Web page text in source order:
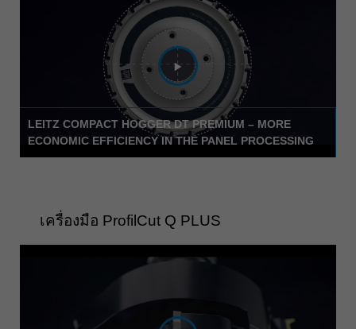
Việt Nam
tiếng việt
中国
中文
ประเทศไทย
ไทย
Україна
LEITZ COMPACT HOGGER DT PREMIUM – MORE
ECONOMIC EFFICIENCY IN THE PANEL PROCESSING
เครื่องมือ ProfilCut Q PLUS